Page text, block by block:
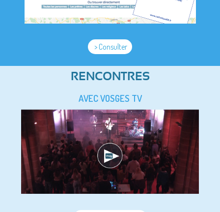
> Consulter
RENCONTRES
AVEC VOSGES TV